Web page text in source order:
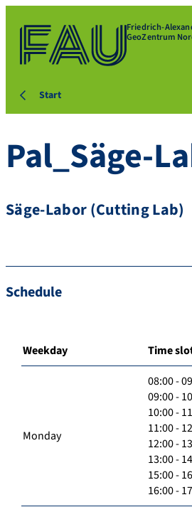
Friedrich-
GeoZentrum
Start
Pal_Säge-
Säge-Labor (Cutting Lab)
Schedule
Weekday Time
Monday
08:00 -
09:00 -
10:00 -
11:00 -
12:00 -
13:00 -
15:00 -
16:00 -